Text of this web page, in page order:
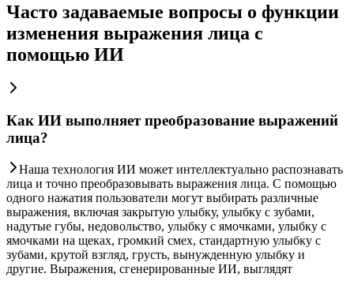
Часто задаваемые вопросы о функции
изменения выражения лица с
помощью ИИ
Как ИИ выполняет преобразование выражений
лица?
Наша технология ИИ может интеллектуально распознавать
лица и точно преобразовывать выражения лица. С помощью
одного нажатия пользователи могут выбирать различные
выражения, включая закрытую улыбку, улыбку с зубами,
надутые губы, недовольство, улыбку с ямочками, улыбку с
ямочками на щеках, громкий смех, стандартную улыбку с
зубами, крутой взгляд, грусть, вынужденную улыбку и
другие. Выражения, сгенерированные ИИ, выглядят